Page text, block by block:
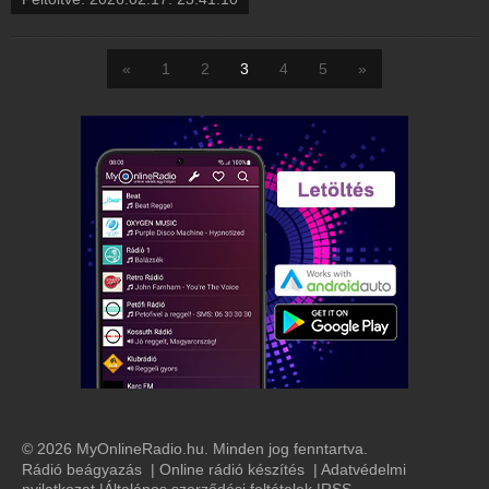
« 1 2 3 4 5 »
© 2026 MyOnlineRadio.hu. Minden jog fenntartva.
Rádió beágyazás | Online rádió készítés | Adatvédelmi